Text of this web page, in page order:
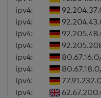
ipv4:
ipv4:
ipv4:
ipv4:
ipv4:
ipv4:
ipv4:
ipv4: